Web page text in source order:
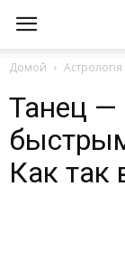
Домой Астрологія
Танец —
Как так